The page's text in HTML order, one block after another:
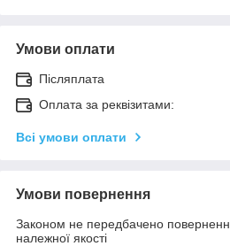
Умови оплати
Післяплата
Оплата за реквізитами:
Всі умови оплати
Умови повернення
Законом не передбачено
належної якості